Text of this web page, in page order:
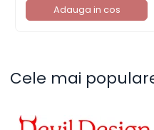
Adauga in cos
Cele mai